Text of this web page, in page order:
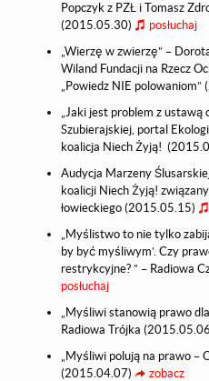
Popczyk z PZŁ i Tomasz
(2015.05.30)
posłuchaj
„Wierzę w zwierzę” –
Wiland Fundacji na Rzecz
„Powiedz NIE
„Jaki jest problem z ustawą
Szubierajskiej, portal
koalicja Niech Żyją!
Audycja Marzeny
koalicji Niech Żyją!
łowieckiego (2015.05.15)
„Myślistwo to nie tylko
by być myśliwym’. Czy
restrykcyjne? ” – Radiowa
posłuchaj
„Myśliwi stanowią prawo
Radiowa Trójka
„Myśliwi polują na prawo –
(2015.04.07)
zobacz